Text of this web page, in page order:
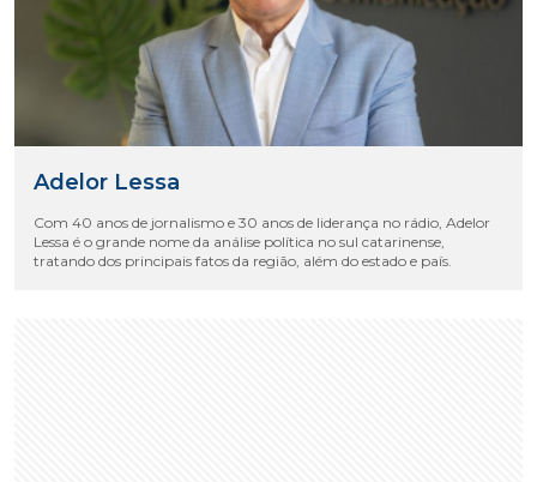
Adelor Lessa
Com 40 anos de jornalismo e 30 anos de liderança no rádio, Adelor
Lessa é o grande nome da análise política no sul catarinense,
tratando dos principais fatos da região, além do estado e país.